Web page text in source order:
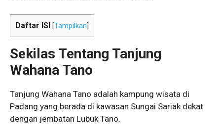
Daftar ISI [Tampilkan
Sekilas Tentang Tanjung
Wahana Tano
Tanjung Wahana Tano adalah kampung wisata di
Padang yang berada di kawasan Sungai Sariak dekat
dengan jembatan Lubuk Tano.